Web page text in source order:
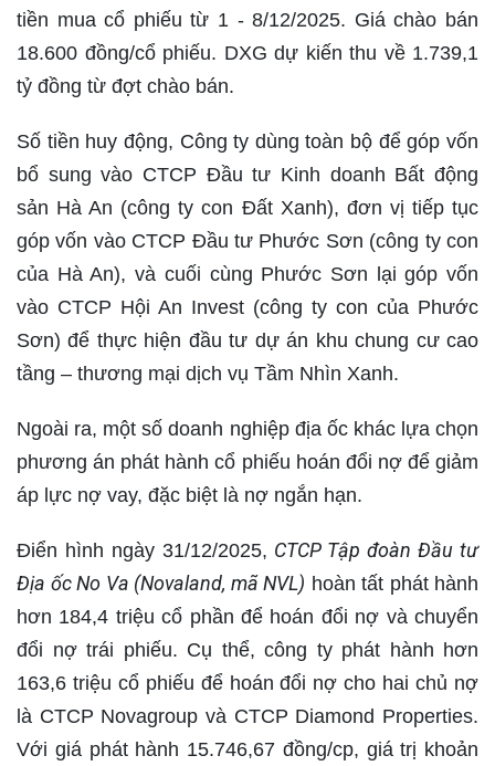
tiền mua cổ phiếu từ 1 - 8/12/2025. Giá chào bán
18.600 đồng/cổ phiếu. DXG dự kiến thu về 1.739,1
tỷ đồng từ đợt chào bán.
Số tiền huy động, Công ty dùng toàn bộ để góp vốn
bổ sung vào CTCP Đầu tư Kinh doanh Bất động
sản Hà An (công ty con Đất Xanh), đơn vị tiếp tục
góp vốn vào CTCP Đầu tư Phước Sơn (công ty con
của Hà An), và cuối cùng Phước Sơn lại góp vốn
vào CTCP Hội An Invest (công ty con của Phước
Sơn) để thực hiện đầu tư dự án khu chung cư cao
tầng – thương mại dịch vụ Tầm Nhìn Xanh.
Ngoài ra, một số doanh nghiệp địa ốc khác lựa chọn
phương án phát hành cổ phiếu hoán đổi nợ để giảm
áp lực nợ vay, đặc biệt là nợ ngắn hạn.
Điển hình ngày 31/12/2025, CTCP Tập đoàn Đầu tư
Địa ốc No Va (Novaland, mã NVL) hoàn tất phát hành
hơn 184,4 triệu cổ phần để hoán đổi nợ và chuyển
đổi nợ trái phiếu. Cụ thể, công ty phát hành hơn
163,6 triệu cổ phiếu để hoán đổi nợ cho hai chủ nợ
là CTCP Novagroup và CTCP Diamond Properties.
Với giá phát hành 15.746,67 đồng/cp, giá trị khoản